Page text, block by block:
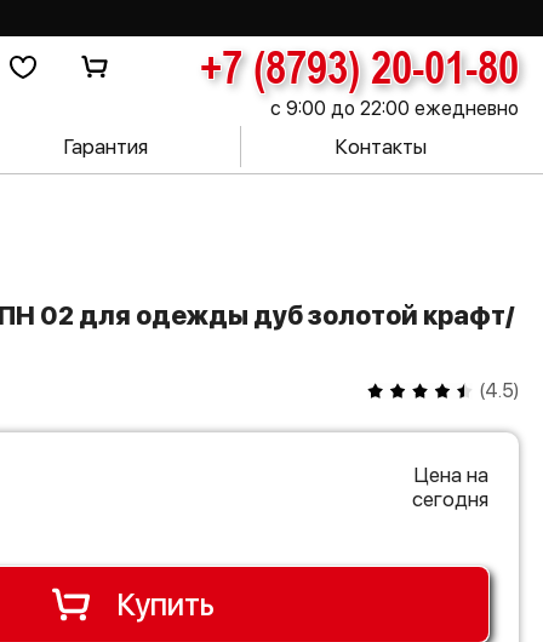
+7 (8793) 20-01-80
с 9:00 до 22:00 ежедневно
Гарантия Контакты
(4.5)
Цена на
сегодня
Купить